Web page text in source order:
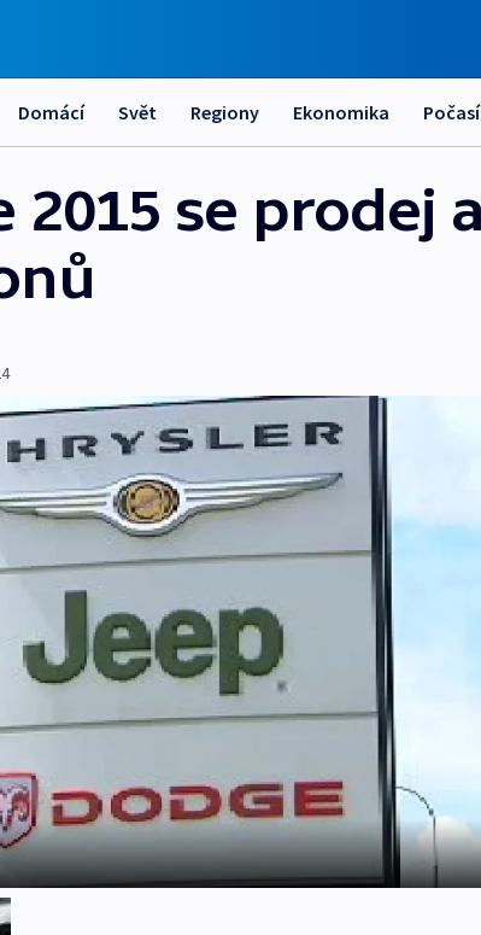
Domácí Svět Regiony Ekonomika Počasí
2015 se prodej